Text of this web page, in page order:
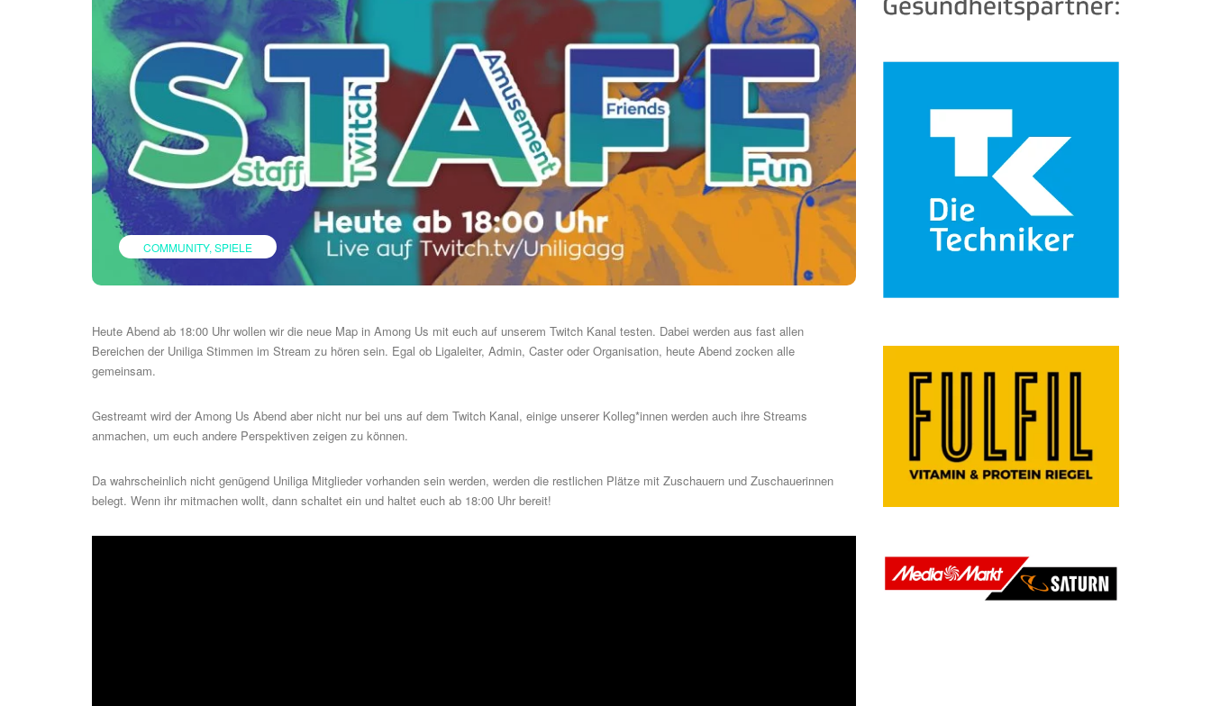
COMMUNITY SPIELE
Heute Abend ab 18:00 Uhr wollen wir die neue Map in Among Us mit euch auf unserem Twitch Kanal testen. Dabei werden aus fast allen
Bereichen der Uniliga Stimmen im Stream zu hören sein. Egal ob Ligaleiter, Admin, Caster oder Organisation, heute Abend zocken alle
gemeinsam.
Gestreamt wird der Among Us Abend aber nicht nur bei uns auf dem Twitch Kanal, einige unserer Kolleg*innen werden auch ihre Streams
anmachen, um euch andere Perspektiven zeigen zu können.
Da wahrscheinlich nicht genügend Uniliga Mitglieder vorhanden sein werden, werden die restlichen Plätze mit Zuschauern und Zuschauerinnen
belegt. Wenn ihr mitmachen wollt, dann schaltet ein und haltet euch ab 18:00 Uhr bereit!